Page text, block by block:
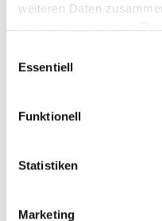
weiteren Daten
Essentiell
Funktionell
Statistiken
Marketing
Unsere Begleitung
Bewohner:innen in
Alltagshandeln
Finanzen, Feste
Arztbesuche,
Soziale Kompetenz